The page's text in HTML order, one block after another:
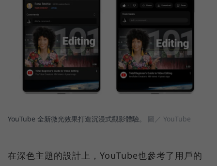
YouTube 全新微光效果打造沉浸式觀影體驗。 圖／ YouTube
在深色主題的設計上，YouTube也參考了用戶的